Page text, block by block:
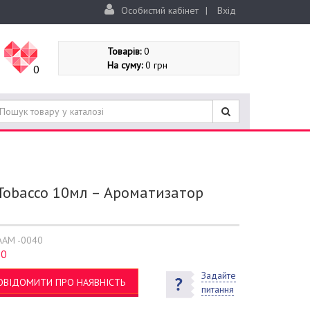
Особистий кабінет | Вхід
0
Товарів:0
На суму:0 грн
10мл – Ароматизатор
-0040
0
ПРО НАЯВНІСТЬ
Задайте
питання